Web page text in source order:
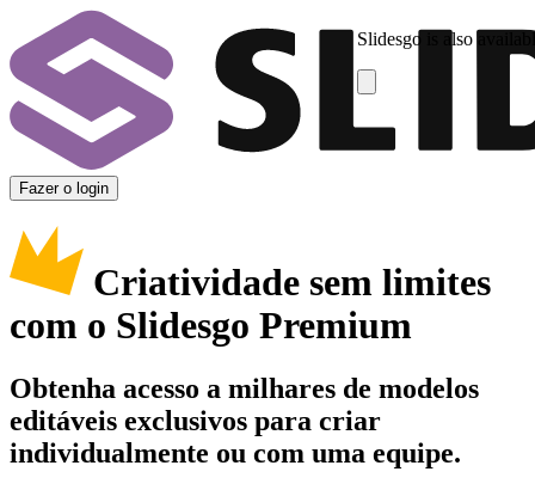
Slidesgo is also
Fazer o login
Criatividade sem limites
com o Slidesgo Premium
Obtenha acesso a milhares de modelos
editáveis exclusivos para criar
individualmente ou com uma equipe.